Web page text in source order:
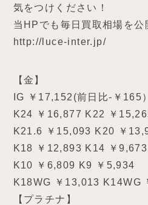
気をつけください！
当HPでも毎日買取相場を公
http://luce-inter.jp/
【金】
IG ￥17,152(前日比-￥165）
K24 ￥16,877 K22 ￥
K21.6 ￥15,093 K20 ￥
K18 ￥12,893 K14 ￥9,673
K10 ￥6,809 K9 ￥5,934
K18WG ￥13,013 K14WG
【プラチナ】